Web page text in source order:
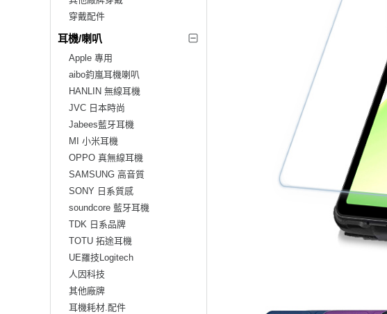
穿戴配件
耳機/喇叭
Apple 專用
aibo鈞嵐耳機喇叭
HANLIN 無線耳機
JVC 日本時尚
Jabees藍牙耳機
MI 小米耳機
OPPO 真無線耳機
SAMSUNG 高音質
SONY 日系質感
soundcore 藍牙耳機
TDK 日系品牌
TOTU 拓途耳機
UE羅技Logitech
人因科技
其他廠牌
耳機耗材.配件